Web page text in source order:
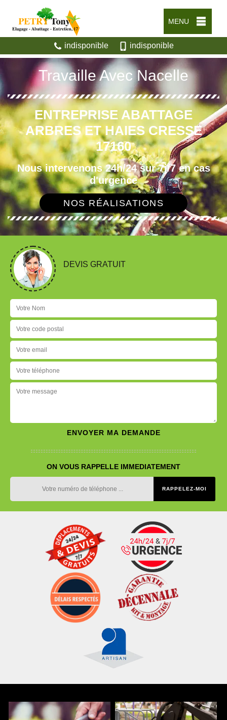
MENU
indisponible indisponible
Travaille Avec Nacelle
ENTREPRISE ABATTAGE
ARBRES ET HAIES CRESSE
17160
Nous intervenons 24h/24 sur 7j/7 en cas
d'urgence
NOS RÉALISATIONS
DEVIS GRATUIT
ON VOUS RAPPELLE IMMEDIATEMENT